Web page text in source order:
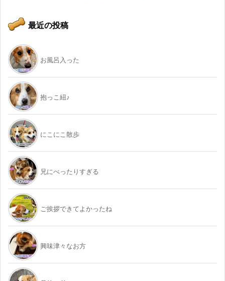
最近の投稿
お風呂入った
抱っこ紐♪
にこにこ散歩
兄にべったりすぎる
ご挨拶できてよかったね
興味津々なお方